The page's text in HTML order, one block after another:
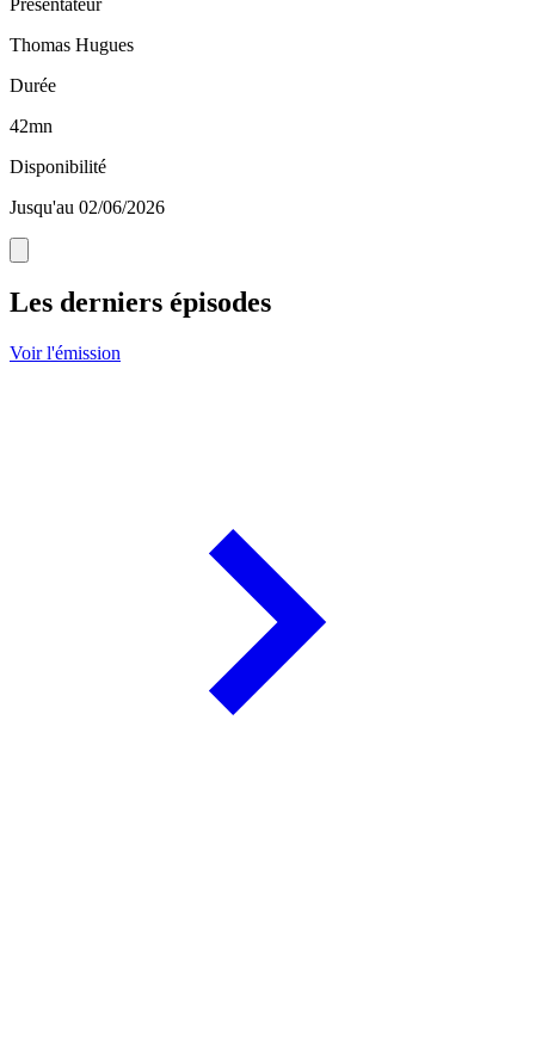
Présentateur
Thomas Hugues
Durée
42mn
Disponibilité
Jusqu'au 02/06/2026
Les derniers épisodes
Voir l'émission